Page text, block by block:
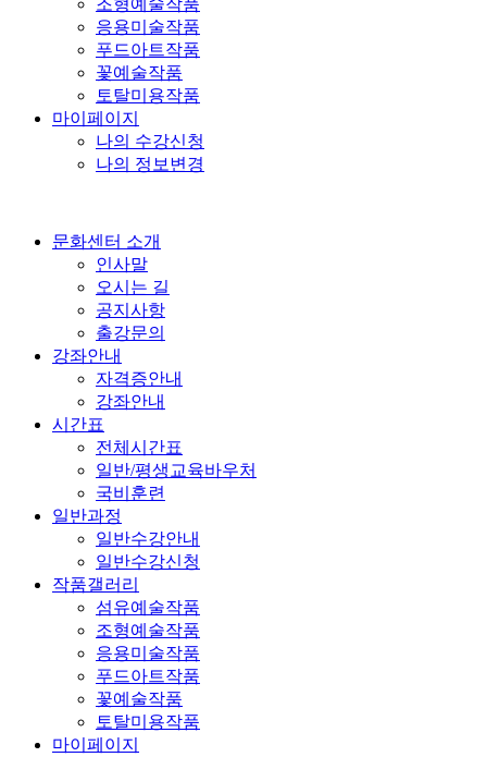
조형예술작품
응용미술작품
푸드아트작품
꽃예술작품
토탈미용작품
마이페이지
나의 수강신청
나의 정보변경
문화센터 소개
인사말
오시는 길
공지사항
출강문의
강좌안내
자격증안내
강좌안내
시간표
전체시간표
일반/평생교육바우처
국비훈련
일반과정
일반수강안내
일반수강신청
작품갤러리
섬유예술작품
조형예술작품
응용미술작품
푸드아트작품
꽃예술작품
토탈미용작품
마이페이지